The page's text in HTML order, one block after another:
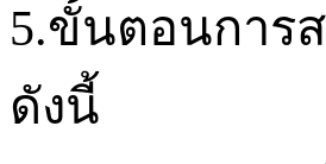
5.ขั้นตอนการ
ดังนี้